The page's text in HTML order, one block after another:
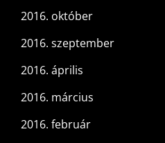
2016. október
2016. szeptember
2016. április
2016. március
2016. február